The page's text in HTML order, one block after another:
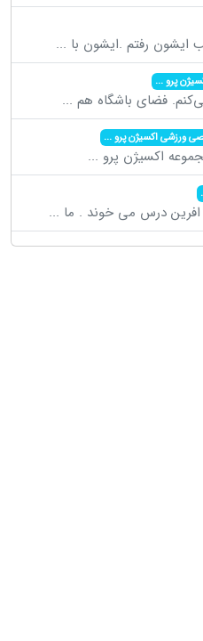
ایشون رفتم .ایشون با ...
پرو...
فضای باشگاه هم ...
ورزشی اکسیژن پرو...
اکسیژن پرو ...
درس می خوند . ما ...